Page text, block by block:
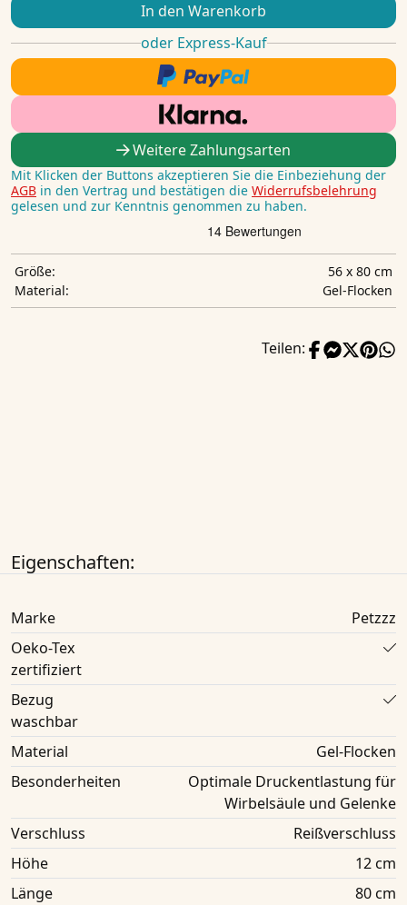
In den Warenkorb
oder Express-Kauf
Weitere Zahlungsarten
Mit Klicken der Buttons akzeptieren Sie die Einbeziehung der
AGB in den Vertrag und bestätigen die Widerrufsbelehrung
gelesen und zur Kenntnis genommen zu haben.
Größe:
56 x 80 cm
Material:
Gel-Flocken
Teilen:
Eigenschaften:
Marke
Petzzz
Oeko-Tex
zertifiziert
Bezug
waschbar
Material
Gel-Flocken
Besonderheiten
Optimale Druckentlastung für
Wirbelsäule und Gelenke
Verschluss
Reißverschluss
Höhe
12 cm
Länge
80 cm